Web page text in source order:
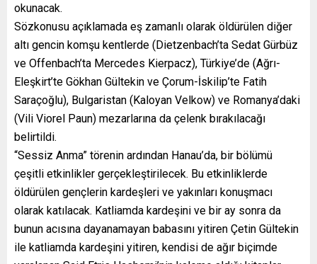
okunacak.
Sözkonusu açıklamada eş zamanlı olarak öldürülen diğer
altı gencin komşu kentlerde (Dietzenbach’ta Sedat Gürbüz
ve Offenbach’ta Mercedes Kierpacz), Türkiye’de (Ağrı-
Eleşkirt’te Gökhan Gültekin ve Çorum-İskilip’te Fatih
Saraçoğlu), Bulgaristan (Kaloyan Velkow) ve Romanya’daki
(Vili Viorel Paun) mezarlarına da çelenk bırakılacağı
belirtildi.
“Sessiz Anma” törenin ardından Hanau’da, bir bölümü
çeşitli etkinlikler gerçekleştirilecek. Bu etkinliklerde
öldürülen gençlerin kardeşleri ve yakınları konuşmacı
olarak katılacak. Katliamda kardeşini ve bir ay sonra da
bunun acısına dayanamayan babasını yitiren Çetin Gültekin
ile katliamda kardeşini yitiren, kendisi de ağır biçimde